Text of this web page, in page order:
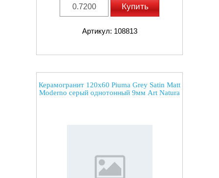
Купить
Артикул: 108813
Керамогранит 120x60 Piuma Grey Satin Matt
Moderno серый однотонный 9мм Art Natura